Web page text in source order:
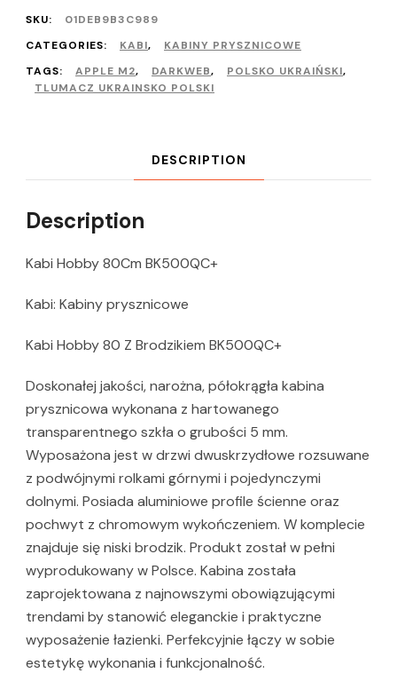
SKU:
01DEB9B3C989
CATEGORIES:
KABI,
KABINY PRYSZNICOWE
TAGS:
APPLE M2, DARKWEB, POLSKO UKRAIŃSKI,
TLUMACZ UKRAINSKO POLSKI
DESCRIPTION
Description
Kabi Hobby 80Cm BK500QC+
Kabi: Kabiny prysznicowe
Kabi Hobby 80 Z Brodzikiem BK500QC+
Doskonałej jakości, narożna, półokrągła kabina
prysznicowa wykonana z hartowanego
transparentnego szkła o grubości 5 mm.
Wyposażona jest w drzwi dwuskrzydłowe rozsuwane
z podwójnymi rolkami górnymi i pojedynczymi
dolnymi. Posiada aluminiowe profile ścienne oraz
pochwyt z chromowym wykończeniem. W komplecie
znajduje się niski brodzik. Produkt został w pełni
wyprodukowany w Polsce. Kabina została
zaprojektowana z najnowszymi obowiązującymi
trendami by stanowić eleganckie i praktyczne
wyposażenie łazienki. Perfekcyjnie łączy w sobie
estetykę wykonania i funkcjonalność.